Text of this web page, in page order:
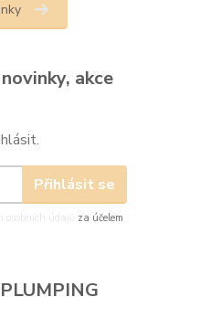
akce
Přihlásit se
údajů
za účelem